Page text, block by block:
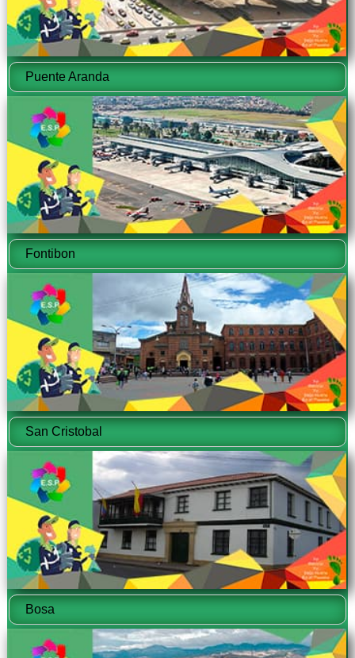
Puente Aranda
Fontibon
San Cristobal
Bosa